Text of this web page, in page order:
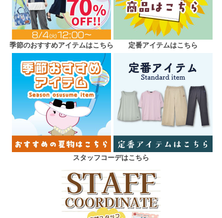
季節のおすすめアイテムはこちら 定番アイテムはこちら
スタッフコーデはこちら